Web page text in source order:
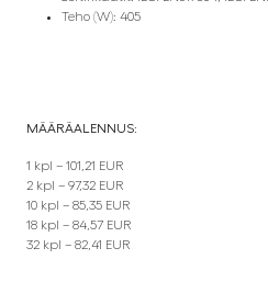
Teho (W): 405
MÄÄRÄALENNUS:
1 kpl – 101,21 EUR
2 kpl – 97,32 EUR
10 kpl – 85,35 EUR
18 kpl – 84,57 EUR
32 kpl – 82,41 EUR